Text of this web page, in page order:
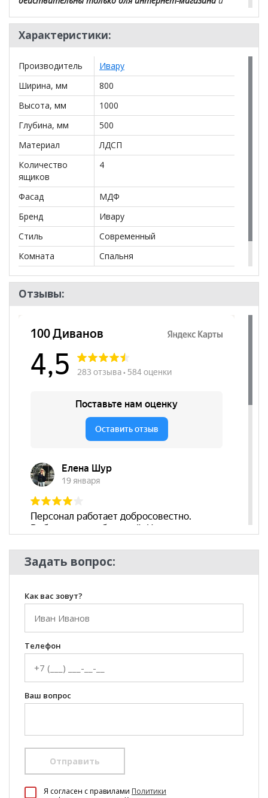
салонах сети!
Характеристики:
Производитель
Ивару
Ширина, мм
800
Высота, мм
1000
Глубина, мм
500
Материал
ЛДСП
Количество
ящиков
4
Фасад
МДФ
Бренд
Ивару
Стиль
Современный
Комната
Спальня
Пол
Отзывы:
Задать вопрос:
Как вас зовут?
Телефон
Ваш вопрос
Отправить
Я согласен c правилами Политики